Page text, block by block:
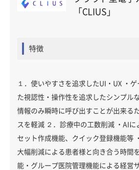
「CLIUS」
特徴
１．使いやすさを追求したUI・UX ・
た視認性・操作性を追求したシンプル
情報のみ瞬時に呼び出すことが出来る
スを軽減 ２．診療中の工数削減 ・AIに
セット作成機能、クイック登録機能等
大幅削減による患者様と向き合う時間
能・グループ医院管理機能による経営